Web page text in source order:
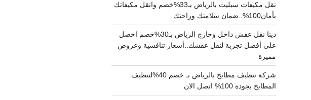
نقل مكيفات سبليت بالرياض بـ33%خصم وانقل مكيفاتك
بأمان100%..ضمان سلامتك وراحتك
دينا نقل عفش داخل وخارج الرياض بـ30%خصم احصل
على أفضل تجربة لنقل عفشك..أسعار تنافسية وعروض
مميزة
شركة تنظيف مطابخ بالرياض بـ خصم 40%لتنظيف
المطابخ بجودة 100% اتصل الان